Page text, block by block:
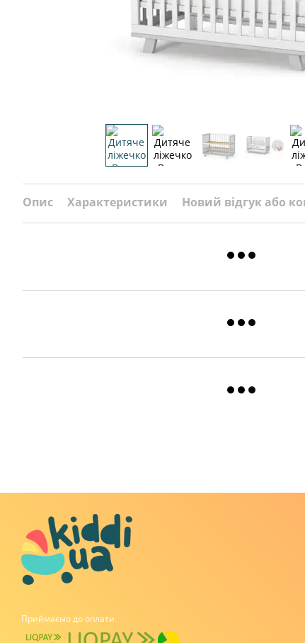
Опис Характеристики Новий відгук або
Приймаємо до оплати